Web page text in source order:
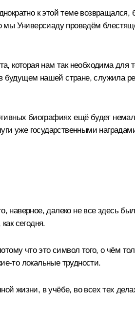
к этой теме
Универсиаду проведём
которая нам так необходима
нашей стране, служила
биографиях ещё будет
уже государственными
далеко не все здесь
сегодня.
что это символ того, о чём
локальные трудности.
жизни, в учёбе, во всех тех